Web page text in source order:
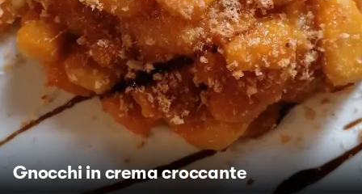
Gnocchi in crema croccante